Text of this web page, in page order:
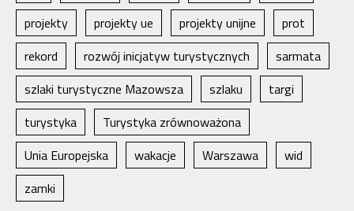
projekty
projekty ue projekty unijne
prot
rekord
rozwój inicjatyw turystycznych
sarmata
szlaki turystyczne Mazowsza
szlaku
targi
turystyka
Turystyka zrównoważona
Unia Europejska
wakacje Warszawa
wid
zamki